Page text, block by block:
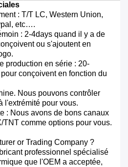
: T/T LC, Western Union,
etc….
: 2-4days quand il y a de
ou s'ajoutent en
production en série : 20-
conçoivent en fonction du
Nous pouvons contrôler
l'extrémité pour vous.
: Nous avons de bons canaux
comme options pour vous.
or Trading Company ?
professionnel spécialisé
que l'OEM a acceptée,